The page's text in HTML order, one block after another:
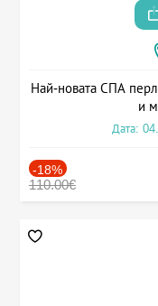
Най-новата СПА
и
Дата:
-18%
110.00€